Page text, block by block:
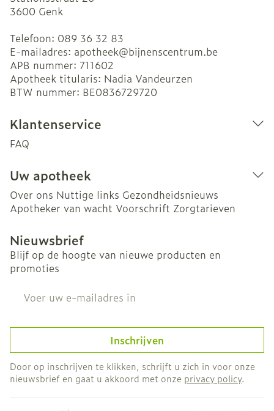
3600 Genk
Telefoon: 089 36 32 83
E-mailadres: apotheek@bijnenscentrum.be
APB nummer: 711602
Apotheek titularis: Nadia Vandeurzen
BTW nummer: BE0836729720
Klantenservice
FAQ
Uw apotheek
Over ons Nuttige links Gezondheidsnieuws
Apotheker van wacht Voorschrift Zorgtarieven
Nieuwsbrief
Blijf op de hoogte van nieuwe producten en
promoties
Inschrijven
Door op inschrijven te klikken, schrijft u zich in voor onze
nieuwsbrief en gaat u akkoord met onze privacy policy.